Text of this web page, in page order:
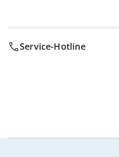
Service-Hotline